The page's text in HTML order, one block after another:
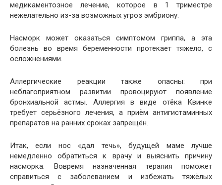
медикаментозное лечение, которое в 1 триместре
нежелательно из-за возможных угроз эмбриону.
Насморк может оказаться симптомом гриппа, а эта
болезнь во время беременности протекает тяжело, с
осложнениями.
Аллергические реакции также опасны: при
неблагоприятном развитии провоцируют появление
бронхиальной астмы. Аллергия в виде отёка Квинке
требует серьёзного лечения, а приём антигистаминных
препаратов на ранних сроках запрещён.
Итак, если нос «дал течь», будущей маме лучше
немедленно обратиться к врачу и выяснить причину
насморка. Вовремя назначенная терапия поможет
справиться с заболеванием и избежать тяжёлых